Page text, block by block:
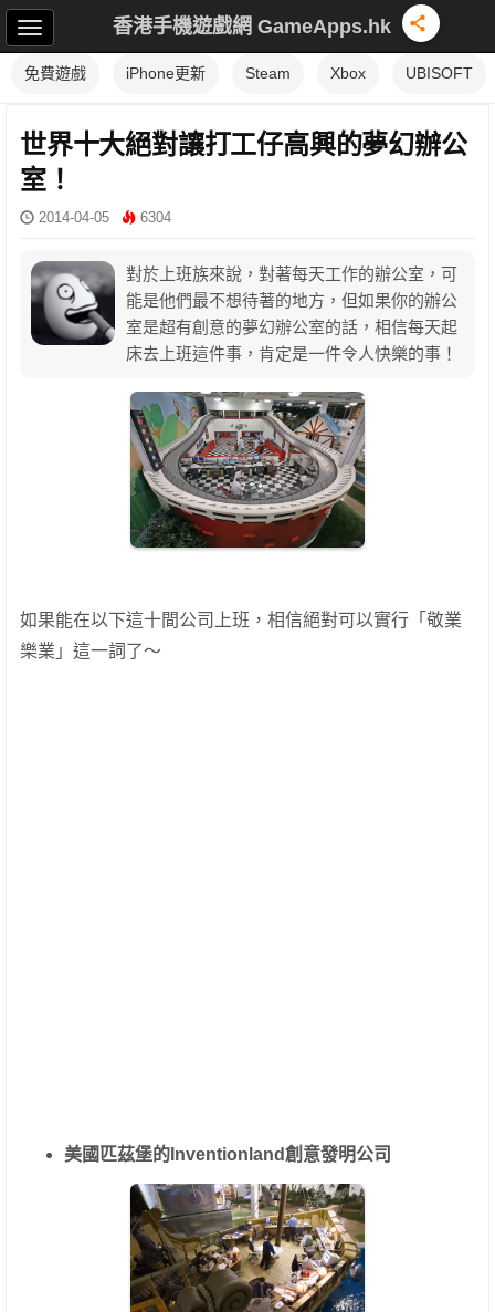
香港手機遊戲網 GameApps.hk
免費遊戲 iPhone更新 Steam Xbox UBISOFT
世界十大絕對讓打工仔高興的夢幻辦公
室！
2014-04-05 6304
對於上班族來說，對著每天工作的辦公室，可
能是他們最不想待著的地方，但如果你的辦公
室是超有創意的夢幻辦公室的話，相信每天起
床去上班這件事，肯定是一件令人快樂的事！
如果能在以下這十間公司上班，相信絕對可以實行「敬業
樂業」這一詞了～
美國匹茲堡的Inventionland創意發明公司